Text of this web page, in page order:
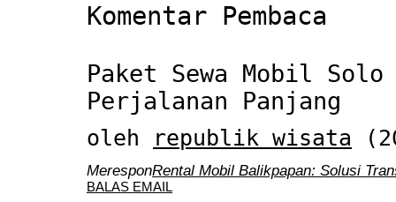
Komentar Pembaca
Paket Sewa Mobil Solo
Perjalanan Panjang
oleh republik wisata
MeresponRental Mobil Balikpapan: Solusi
BALAS EMAIL